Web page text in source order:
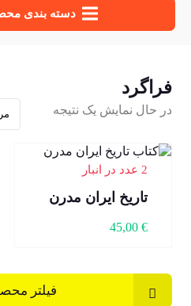
دسته‌ بندی
فراگرد
در حال نمایش یک نتیجه
2 عدد در انبار
تاریخ ایران مدرن
45,00 €
فیلتر